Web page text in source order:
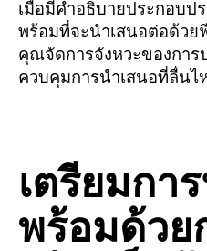
เมื่อมีคำอธิบายประกอบ
พร้อมที่จะนำเสนอต่อด้วย
คุณจัดการจังหวะของการ
ควบคุมการนำเสนอที่ลื่นไ
เตรียมกา
พร้อมด้วย